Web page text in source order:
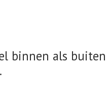
binnen als buiten